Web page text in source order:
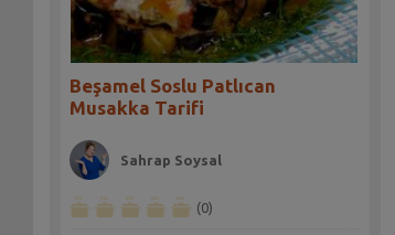
Beşamel Soslu Patlıcan
Musakka Tarifi
Sahrap Soysal
(0)